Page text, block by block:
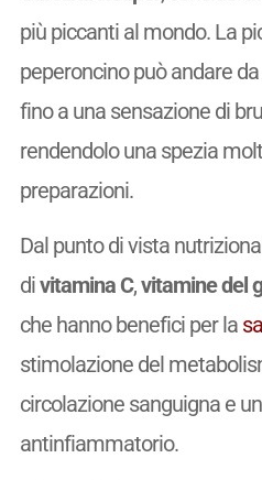
più piccanti al mondo. La
peperoncino può andare
fino a una sensazione di
rendendolo una spezia
preparazioni.
Dal punto di vista
divitamina C,vitamine del
che hanno benefici per la
stimolazione del
circolazione sanguigna e
antinfiammatorio.